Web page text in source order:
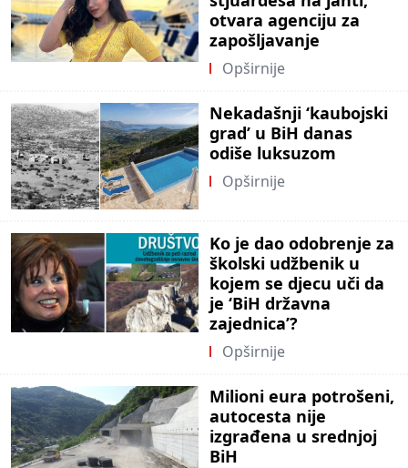
otvara agenciju za
zapošljavanje
Opširnije
Nekadašnji ‘kaubojski
grad’ u BiH danas
odiše luksuzom
Opširnije
Ko je dao odobrenje za
školski udžbenik u
kojem se djecu uči da
je ‘BiH državna
zajednica’?
Opširnije
Milioni eura potrošeni,
autocesta nije
izgrađena u srednjoj
BiH